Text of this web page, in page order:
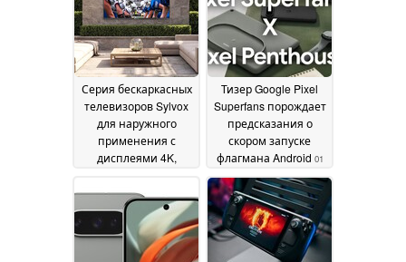
June 2026
Серия бескаркасных
телевизоров Sylvox
для наружного
применения с
дисплеями 4K,
солнечном свете, и
погодоустойчивыми
конструкциями06
January 2026
Тизер Google Pixel
Superfans порождает
предсказания о
скором запуске
флагмана Android 01
June 2025